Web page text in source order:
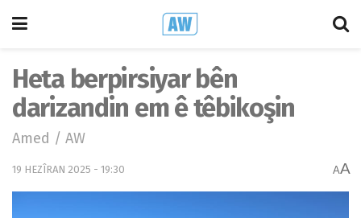
Heta berpirsiyar bên
darizandin em ê têbikoşin
Amed / AW
19 HEZÎRAN 2025 - 19:30 AA